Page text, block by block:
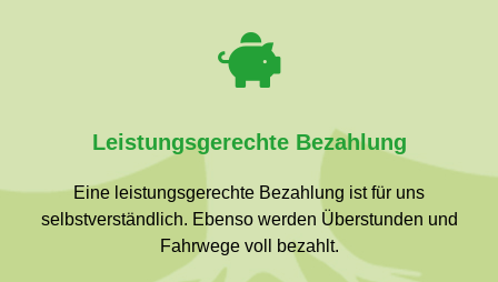
Leistungsgerechte Bezahlung
Eine leistungsgerechte Bezahlung ist für uns
selbstverständlich. Ebenso werden Überstunden und
Fahrwege voll bezahlt.